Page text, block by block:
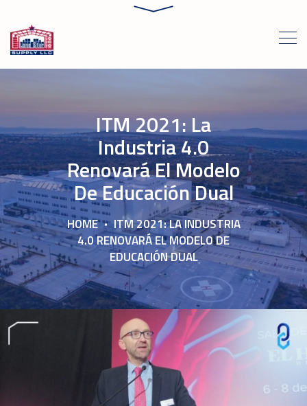
ITM 2021: La
Industria 4.0
Renovará El Modelo
De Educación Dual
HOME
ITM 2021: LA INDUSTRIA
4.0 RENOVARÁ EL MODELO DE
EDUCACIÓN DUAL